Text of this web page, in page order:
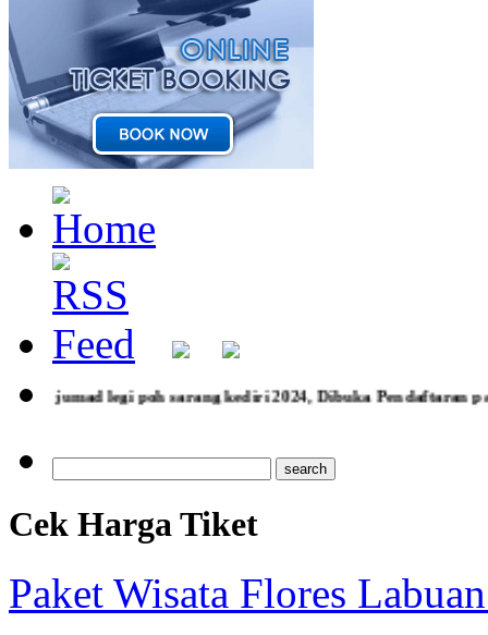
kediri 2024, Dibuka Pendaftaran paket wisata rohani
Cek Harga Tiket
Paket Wisata Flores